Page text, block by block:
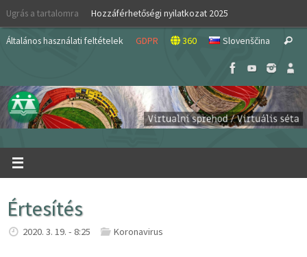
Skip
content
Ugrás a tartalomra Hozzáférhetőségi nyilatkozat 2025
Általános használati feltételek GDPR 360 Slovenščina Search
Értesítés
2020. 3. 19. - 8:25 Koronavirus